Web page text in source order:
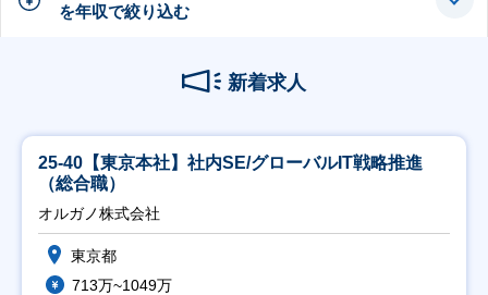
を年収で絞り込む
新着求人
25-40【東京本社】社内SE/グローバルIT戦略推進
（総合職）
オルガノ株式会社
東京都
713万~1049万